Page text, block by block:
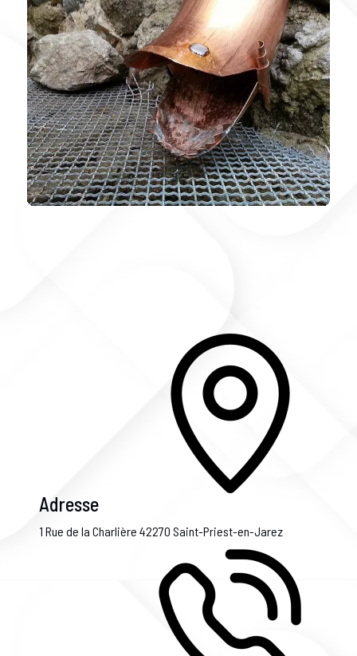
Adresse
1 Rue de la Charlière 42270 Saint-Priest-en-Jarez